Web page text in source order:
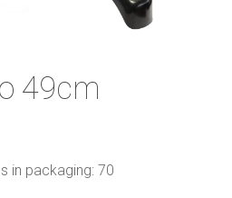
49cm
in packaging: 70